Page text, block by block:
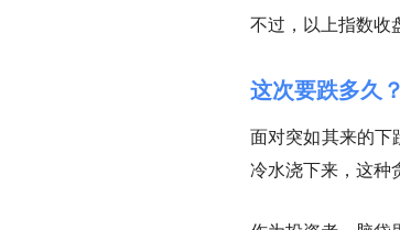
不过，以上指数收
这次要跌多久？
面对突如其来的下
冷水浇下来，这种